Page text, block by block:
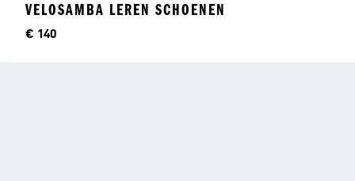
VELOSAMBA LEREN SCHOENEN
Prijs
€ 140